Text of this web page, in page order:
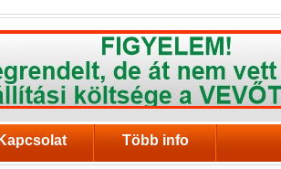
Kapcsolat Több info